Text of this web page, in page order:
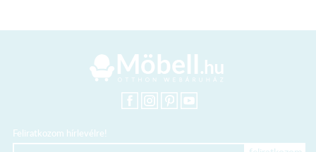
Feliratkozom hírlevélre!